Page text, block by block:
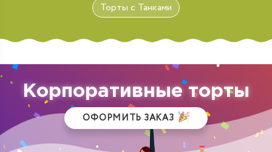
Торты с Танками
Корпоративные торты
ОФОРМИТЬ ЗАКАЗ